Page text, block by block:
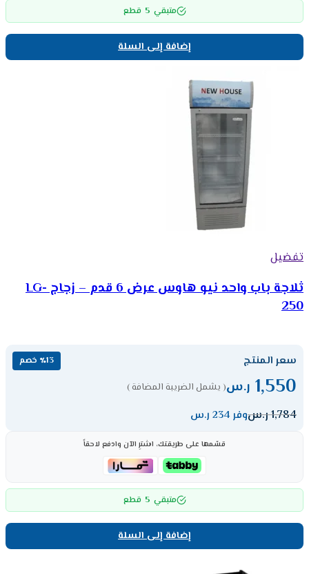
متبقي 5 قطع
إضافة إلى السلة
تفضيل
ثلاجة باب واحد نيو هاوس عرض 6 قدم – زجاج LG-
250
سعر المنتج ٪13 خصم
1,550 ر.س( يشمل الضريبة المضافة )
1,784ر.سوفر 234 ر.س
قسّمها على طريقتك، اشترِ الآن وادفع لاحقاً
متبقي 5 قطع
إضافة إلى السلة